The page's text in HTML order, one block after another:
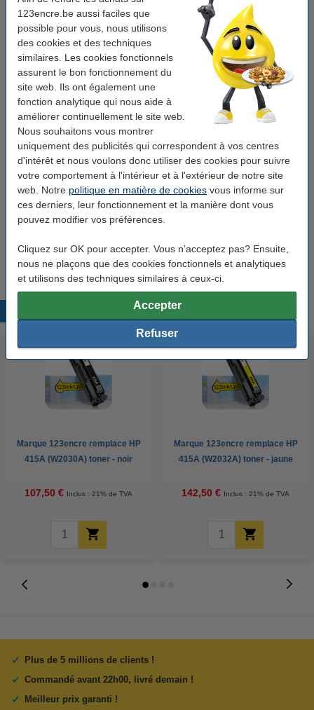
123encre.be aussi faciles que
possible pour vous, nous utilisons
des cookies et des techniques
similaires. Les cookies fonctionnels
assurent le bon fonctionnement du
site web. Ils ont également une
fonction analytique qui nous aide à
améliorer continuellement le site web.
Nous souhaitons vous montrer
uniquement des publicités qui correspondent à vos centres
d'intérêt et nous voulons donc utiliser des cookies pour suivre
votre comportement à l'intérieur et à l'extérieur de notre site
web. Notre politique en matière de cookies vous informe sur
ces derniers, leur fonctionnement et la manière dont vous
pouvez modifier vos préférences.
Cliquez sur OK pour accepter. Vous n’acceptez pas? Ensuite,
nous ne plaçons que des cookies fonctionnels et analytiques
et utilisons des techniques similaires à ceux-ci.
Accepter
Refuser
toner
Couleur: cyan
± 6.000 pages
Code produit: 055439
Code: W2031A
Bon plan : commandez également du papier
123encre papier d'impression 1 boîte de 2500
feuilles A4 - 80 g/m²
33,50 €
Nous vous conseillons de choisir ce toner (la marque 123encre) au
lieu de la version HP.
Produits populaires
Marque 123encre remplace HP
415A (W2030A) toner - noir
107,50 € Inclus : 21% de TVA
Marque 123encre remplace HP
415A (W2032A) toner - jaune
142,50 € Inclus : 21% de TVA
Plus de 5 millions de clients !
Commandé avant 22h00, livré demain !
Meilleur prix garanti !